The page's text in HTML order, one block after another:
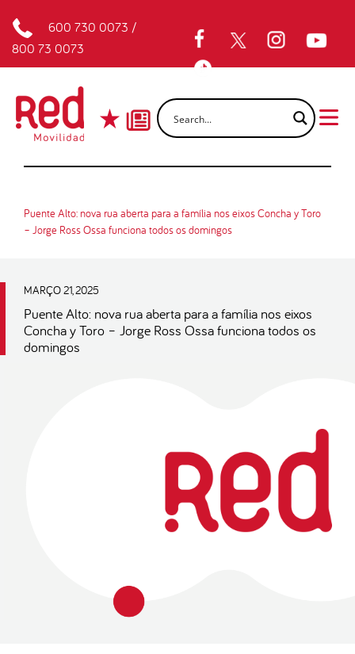
600 730 0073 /
800 73 0073
Puente Alto: nova rua aberta para a família nos eixos Concha y Toro
– Jorge Ross Ossa funciona todos os domingos
MARÇO 21, 2025
Puente Alto: nova rua aberta para a família nos eixos
Concha y Toro – Jorge Ross Ossa funciona todos os
domingos